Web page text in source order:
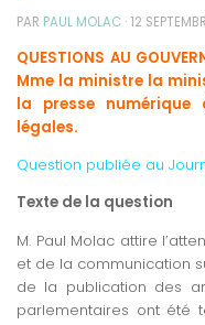
PAR PAUL MOLAC · 12
QUESTIONS AU
Mme la ministre la
la presse
légales.
Question publiée au
Texte de la question
M. Paul Molac attire
et de la communication
de la publication des
parlementaires ont été